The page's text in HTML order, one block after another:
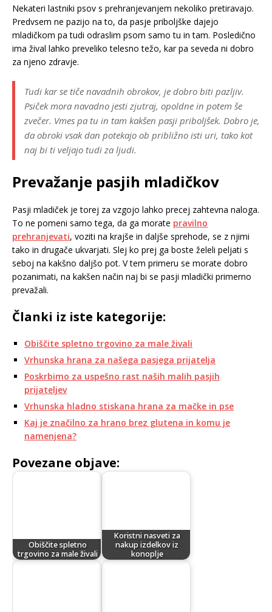
Nekateri lastniki psov s prehranjevanjem nekoliko pretiravajo.
Predvsem ne pazijo na to, da pasje priboljške dajejo
mladičkom pa tudi odraslim psom samo tu in tam. Posledično
ima žival lahko preveliko telesno težo, kar pa seveda ni dobro
za njeno zdravje.
Tudi kar se tiče navadnih obrokov, je dobro biti pazljiv.
Psiček mora navadno jesti zjutraj, opoldne in potem še
zvečer. Vmes pa tu in tam kakšen pasji priboljšek. Dobro je,
da obroki vsak dan potekajo ob približno isti uri, tako kot
naj bi ti veljajo tudi za ljudi.
Prevažanje pasjih mladičkov
Pasji mladiček je torej za vzgojo lahko precej zahtevna naloga.
To ne pomeni samo tega, da ga morate pravilno
prehranjevati, voziti na krajše in daljše sprehode, se z njimi
tako in drugače ukvarjati. Slej ko prej ga boste želeli peljati s
seboj na kakšno daljšo pot. V tem primeru se morate dobro
pozanimati, na kakšen način naj bi se pasji mladički primerno
prevažali.
Članki iz iste kategorije:
Obiščite spletno trgovino za male živali
Vrhunska hrana za našega pasjega prijatelja
Poskrbimo za uspešno rast naših malih pasjih
prijateljev
Vrhunska hladno stiskana hrana za mačke in pse
Kaj je značilno za hrano brez glutena in komu je
namenjena?
Povezane objave:
Obiščite spletno
trgovino za male živali
Koristni nasveti za
nakup izdelkov iz
konoplje